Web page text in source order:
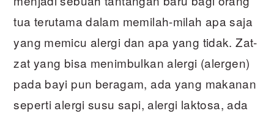
tua terutama dalam memilah-milah apa saja
yang memicu alergi dan apa yang tidak. Zat-
zat yang bisa menimbulkan alergi (alergen)
pada bayi pun beragam, ada yang makanan
seperti alergi susu sapi, alergi laktosa, ada